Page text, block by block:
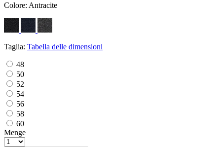
Colore: Antracite
Taglia: Tabella delle dimensioni
48
50
52
54
56
58
60
Menge